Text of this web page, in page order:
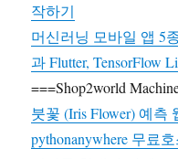
작하기
머신러닝 모바일 앱 5
과 Flutter, TensorFlow
===Shop2world
붓꽃 (Iris Flower) 예측
pythonanywhere 무료